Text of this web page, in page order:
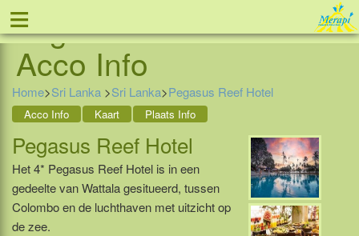
≡ Tel: 088 - 81 11 999
Pegasus Reef Hotel -
Acco Info
Home>Sri Lanka >Sri Lanka>Pegasus Reef Hotel
Acco Info Kaart Plaats Info
Pegasus Reef Hotel
Het 4* Pegasus Reef Hotel is in een
gedeelte van Wattala gesitueerd, tussen
Colombo en de luchthaven met uitzicht op
de zee.